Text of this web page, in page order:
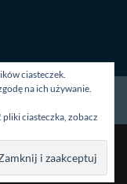
Kontakt
ciasteczek.
na ich używanie.
ciasteczka, zobacz